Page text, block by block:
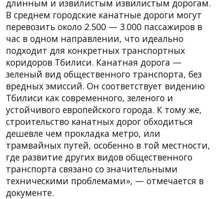
длинным и извилистым извилистым дорогам.
В среднем городские канатные дороги могут
перевозить около 2.500 — 3.000 пассажиров в
час в одном направлении, что идеально
подходит для конкретных транспортных
коридоров Тбилиси. Канатная дорога —
зеленый вид общественного транспорта, без
вредных эмиссий. Он соответствует видению
Тбилиси как современного, зеленого и
устойчивого европейского города. К тому же,
строительство канатных дорог обходиться
дешевле чем прокладка метро, или
трамвайных путей, особенно в той местности,
где развитие других видов общественного
транспорта связано со значительными
техническими проблемами», — отмечается в
документе.